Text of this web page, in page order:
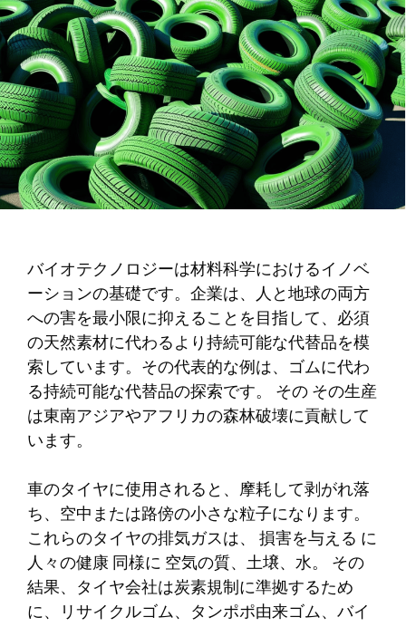
バイオテクノロジーは材料科学におけるイノベ
ーションの基礎です。企業は、人と地球の両方
への害を最小限に抑えることを目指して、必須
の天然素材に代わるより持続可能な代替品を模
索しています。その代表的な例は、ゴムに代わ
る持続可能な代替品の探索です。 そのその生産
は東南アジアやアフリカの森林破壊に貢献して
います。
車のタイヤに使用されると、摩耗して剥がれ落
ち、空中または路傍の小さな粒子になります。
これらのタイヤの排気ガスは、 損害を与える に
人々の健康同様に 空気の質、土壌、水。 その
結果、タイヤ会社は炭素規制に準拠するため
に、リサイクルゴム、タンポポ由来ゴム、バイ